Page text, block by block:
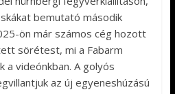
bemutató második
ön már számos cég hozott
sörétest, mi a Fabarm
videónkban. A golyós
az új egyeneshúzású